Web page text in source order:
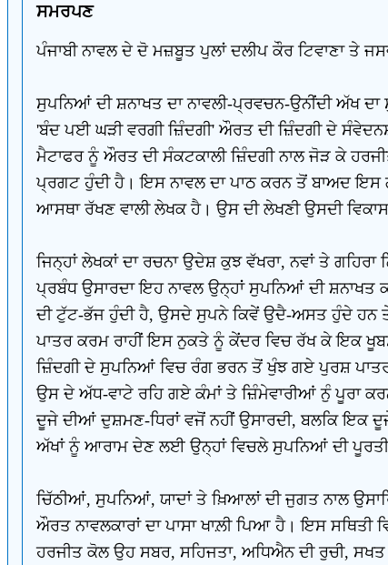
ਸਮਰਪਣ
ਪੰਜਾਬੀ ਨਾਵਲ ਦੇ ਦੋ ਮਜ਼ਬੂਤ ਪੁਲਾਂ ਦਲੀਪ ਕੌਰ ਟਿਵਾਣਾ ਤੇ
ਸੁਪਨਿਆਂ ਦੀ ਸ਼ਨਾਖਤ ਦਾ ਨਾਵਲੀ-ਪ੍ਰਵਚਨ-ਉਨੀਂਦੀ ਅੱਖ ਦਾ
'ਬੰਦ ਪਈ ਘੜੀ ਵਰਗੀ ਜ਼ਿੰਦਗੀ' ਔਰਤ ਦੀ ਜ਼ਿੰਦਗੀ ਦੇ
ਮੈਟਾਫਰ ਨੂੰ ਔਰਤ ਦੀ ਸੰਕਟਕਾਲੀ ਜ਼ਿੰਦਗੀ ਨਾਲ ਜੋੜ ਕੇ
ਪ੍ਰਗਟ ਹੁੰਦੀ ਹੈ। ਇਸ ਨਾਵਲ ਦਾ ਪਾਠ ਕਰਨ ਤੋਂ ਬਾਅਦ ਇਸ
ਆਸਥਾ ਰੱਖਣ ਵਾਲੀ ਲੇਖਕ ਹੈ। ਉਸ ਦੀ ਲੇਖਣੀ ਉਸਦੀ
ਜਿਨ੍ਹਾਂ ਲੇਖਕਾਂ ਦਾ ਰਚਨਾ ਉਦੇਸ਼ ਕੁਝ ਵੱਖਰਾ, ਨਵਾਂ ਤੇ
ਪ੍ਰਬੰਧ ਉਸਾਰਦਾ ਇਹ ਨਾਵਲ ਉਨ੍ਹਾਂ ਸੁਪਨਿਆਂ ਦੀ ਸ਼ਨਾਖਤ
ਦੀ ਟੁੱਟ-ਭੱਜ ਹੁੰਦੀ ਹੈ, ਉਸਦੇ ਸੁਪਨੇ ਕਿਵੇਂ ਉਦੈ-ਅਸਤ ਹੁੰਦੇ ਹਨ
ਪਾਤਰ ਕਰਮ ਰਾਹੀਂ ਇਸ ਨੁਕਤੇ ਨੂੰ ਕੇਂਦਰ ਵਿਚ ਰੱਖ ਕੇ ਇਕ
ਜ਼ਿੰਦਗੀ ਦੇ ਸੁਪਨਿਆਂ ਵਿਚ ਰੰਗ ਭਰਨ ਤੋਂ ਖੁੰਝ ਗਏ ਪੁਰਸ਼
ਉਸ ਦੇ ਅੱਧ-ਵਾਟੇ ਰਹਿ ਗਏ ਕੰਮਾਂ ਤੇ ਜ਼ਿੰਮੇਵਾਰੀਆਂ ਨੁੰ ਪੂਰਾ
ਦੂਜੇ ਦੀਆਂ ਦੁਸ਼ਮਣ-ਧਿਰਾਂ ਵਜੋਂ ਨਹੀਂ ਉਸਾਰਦੀ, ਬਲਕਿ ਇਕ
ਅੱਖਾਂ ਨੂੰ ਆਰਾਮ ਦੇਣ ਲਈ ਉਨ੍ਹਾਂ ਵਿਚਲੇ ਸੁਪਨਿਆਂ ਦੀ ਪੂਰਤੀ
ਚਿੱਠੀਆਂ, ਸੁਪਨਿਆਂ, ਯਾਦਾਂ ਤੇ ਖ਼ਿਆਲਾਂ ਦੀ ਜੁਗਤ ਨਾਲ
ਔਰਤ ਨਾਵਲਕਾਰਾਂ ਦਾ ਪਾਸਾ ਖਾਲ਼ੀ ਪਿਆ ਹੈ। ਇਸ
ਹਰਜੀਤ ਕੋਲ ਉਹ ਸਬਰ, ਸਹਿਜਤਾ, ਅਧਿਐਨ ਦੀ ਰੁਚੀ,